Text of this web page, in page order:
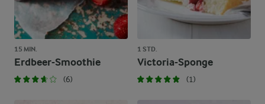
15 MIN.
Erdbeer-Smoothie
(6)
1 STD.
Victoria-Sponge
(1)